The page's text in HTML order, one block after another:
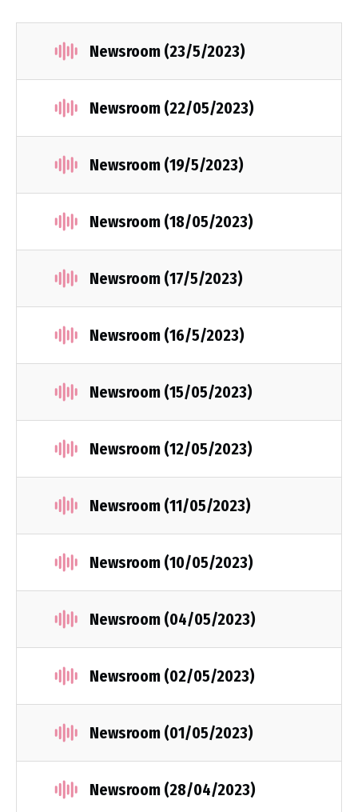
Newsroom (23/5/2023)
Newsroom (22/05/2023)
Newsroom (19/5/2023)
Newsroom (18/05/2023)
Newsroom (17/5/2023)
Newsroom (16/5/2023)
Newsroom (15/05/2023)
Newsroom (12/05/2023)
Newsroom (11/05/2023)
Newsroom (10/05/2023)
Newsroom (04/05/2023)
Newsroom (02/05/2023)
Newsroom (01/05/2023)
Newsroom (28/04/2023)